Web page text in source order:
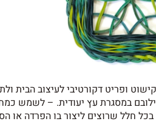
ופריט דקורטיבי לעיצוב הבית
במסגרת עץ יעודית. – לשמש
חלל שרוצים ליצור בו הפרדה או